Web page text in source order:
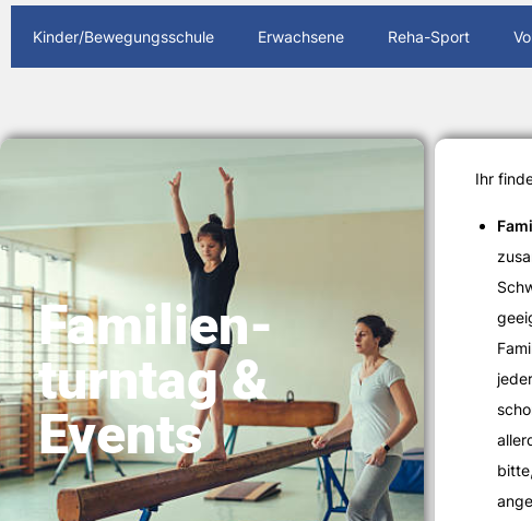
Kinder/Bewegungsschule Erwachsene Reha-Sport
Familien-
turntag &
Events
Ihr